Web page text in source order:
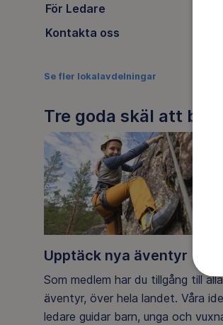
För Ledare
Kontakta oss
Se fler lokalavdelningar
Tre goda skäl att bli
Upptäck nya äventyr
Som medlem har du tillgång till
äventyr, över hela landet. Våra
ledare guidar barn, unga och